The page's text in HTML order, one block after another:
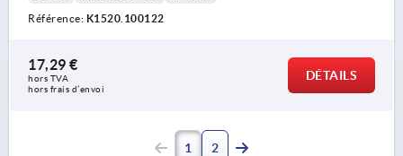
Référence: K1520.100122
17,29 €
hors TVA
hors frais d’envoi
DÉTAILS
1 2